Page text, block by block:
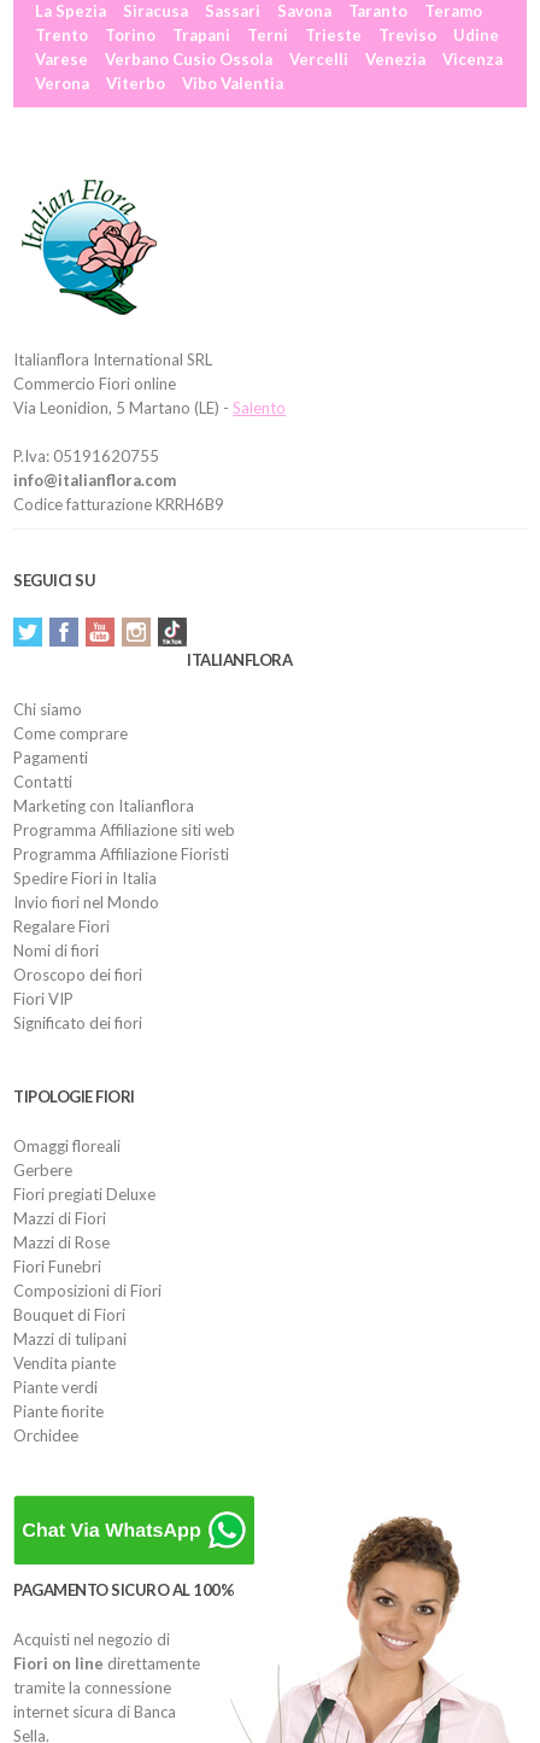
La Spezia
Siracusa Sassari Savona Taranto
Teramo
Trento
Torino Trapani Terni Trieste Treviso
Udine
Varese
Verbano Cusio Ossola Vercelli Venezia
Vicenza
Verona
Viterbo Vibo Valentia
Italianflora International SRL
Commercio Fiori online
Via Leonidion, 5 Martano (LE) -Salento
P.Iva: 05191620755
info@italianflora.com
Codice fatturazione KRRH6B9
SEGUICI SU
ITALIANFLORA
Chi siamo
Come comprare
Pagamenti
Contatti
Marketing con Italianflora
Programma Affiliazione siti web
Programma Affiliazione Fioristi
Spedire Fiori in Italia
Invio fiori nel Mondo
Regalare Fiori
Nomi di fiori
Oroscopo dei fiori
Fiori VIP
Significato dei fiori
TIPOLOGIE FIORI
Omaggi floreali
Gerbere
Fiori pregiati Deluxe
Mazzi di Fiori
Mazzi di Rose
Fiori Funebri
Composizioni di Fiori
Bouquet di Fiori
Mazzi di tulipani
Vendita piante
Piante verdi
Piante fiorite
Orchidee
PAGAMENTO SICURO AL 100%
Acquisti nel negozio di
Fiori on line direttamente
tramite la connessione
internet sicura di Banca
Sella.